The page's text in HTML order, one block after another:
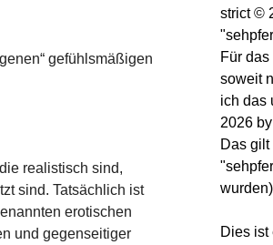
gefühlsmäßigen
realistisch sind,
sind. Tatsächlich ist
erotischen
und gegenseitiger
strict ©
Für
soweit
ich das
2026
Das
wurden)
Dies